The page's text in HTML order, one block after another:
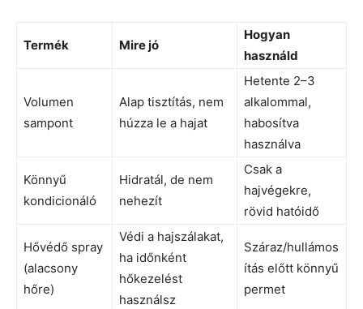
Termék Mire jó
Hogyan
használd
Volumen
sampont
Alap tisztítás, nem
húzza le a hajat
Hetente 2–3
alkalommal,
habosítva
használva
Könnyű
kondicionáló
Hidratál, de nem
nehezít
Csak a
hajvégekre,
rövid hatóidő
Hővédő spray
(alacsony
hőre)
Védi a hajszálakat,
ha időnként
hőkezelést
használsz
Száraz/hullámos
ítás előtt könnyű
permet